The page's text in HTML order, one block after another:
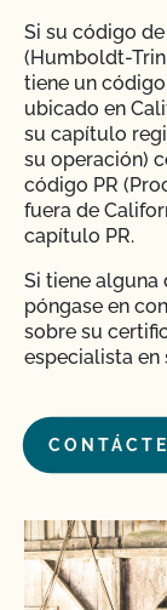
Si su código
(Humboldt-
tiene un
ubicado en
su capítulo
su operación)
código PR
fuera de
capítulo PR.
Si tiene alguna
póngase en
sobre su
especialista en